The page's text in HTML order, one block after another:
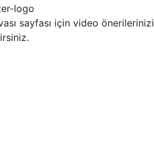
sayfası için video önerilerinizi